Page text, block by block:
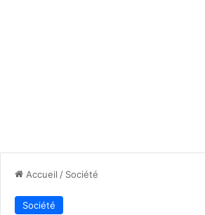
Accueil / Société
Société